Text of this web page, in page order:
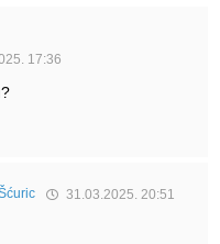
17:36
31.03.2025. 20:51